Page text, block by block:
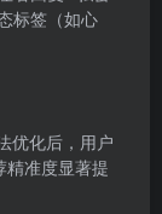
标签（如心
优化后，用户
精准度显著提